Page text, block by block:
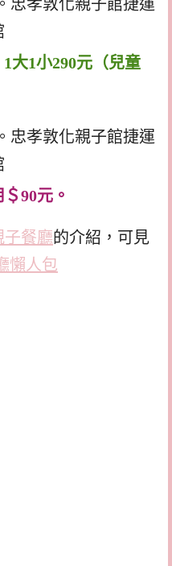
1大1小290元（兒童
90元。
子餐廳的介紹，可見
懶人包